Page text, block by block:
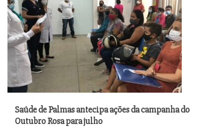
Saúde de Palmas antecipa ações da campanha do
Outubro Rosa para julho